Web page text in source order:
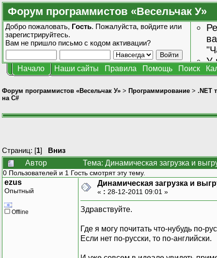
Форум программистов «Весельчак У»
Добро пожаловать, Гость. Пожалуйста, войдите или
зарегистрируйтесь.
Вам не пришло письмо с кодом активации?
У
Начало Наши сайты Правила Помощь Поиск
Форум программистов «Весельчак У» > Программирование > .NET
на C#
Страниц: [1] Вниз
Автор
Тема: Динамическая загрузка и
0 Пользователей и 1 Гость смотрят эту тему.
ezus
Опытный
Offline
Динамическая загрузка и
« : 28-12-2011 09:01 »
Здравствуйте.
Где я могу почитать что-нубудь по-
Если нет по-русски, то по-английски.